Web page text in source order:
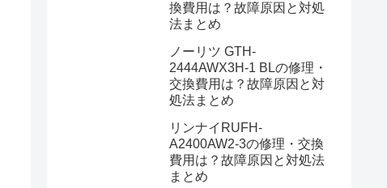
換費用は？故障原因と対処
法まとめ
ノーリツ GTH-
2444AWX3H-1 BLの修理・
交換費用は？故障原因と対
処法まとめ
リンナイRUFH-
A2400AW2-3の修理・交換
費用は？故障原因と対処法
まとめ